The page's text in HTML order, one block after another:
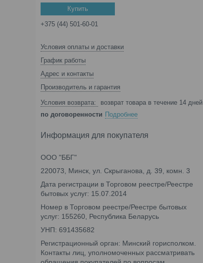
Купить
+375 (44) 501-60-01
Условия оплаты и доставки
График работы
Адрес и контакты
Производитель и гарантия
возврат товара в течение 14 дней
по договоренности Подробнее
Информация для покупателя
ООО "ББГ"
220073, Минск, ул. Скрыганова, д. 39, комн. 3
Дата регистрации в Торговом реестре/Реестре
бытовых услуг: 15.07.2014
Номер в Торговом реестре/Реестре бытовых
услуг: 155260, Республика Беларусь
УНП: 691435682
Регистрационный орган: Минский горисполком.
Контакты лиц, уполномоченных рассматривать